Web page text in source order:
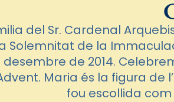
del Sr. Cardenal
Solemnitat de la
desembre de 2014.
Maria és la figura de
fou escollida